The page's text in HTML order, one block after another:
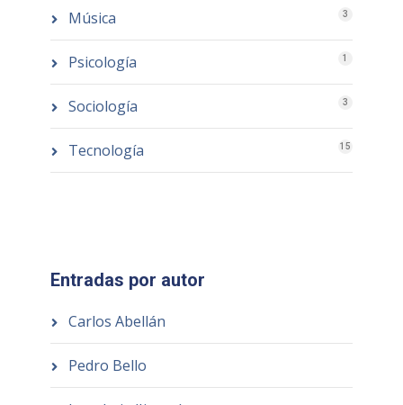
Música 3
Psicología 1
Sociología 3
Tecnología 15
Entradas por autor
Carlos Abellán
Pedro Bello